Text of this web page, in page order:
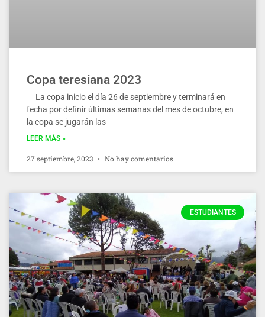
Copa teresiana 2023
La copa inicio el día 26 de septiembre y terminará en
fecha por definir últimas semanas del mes de octubre, en
la copa se jugarán las
LEER MÁS »
27 septiembre, 2023 No hay comentarios
ESTUDIANTES